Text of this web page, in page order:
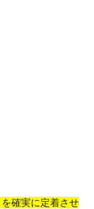
を確実に定着させ